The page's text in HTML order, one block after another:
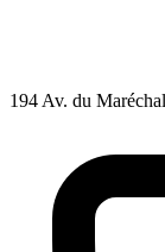
194 Av. du